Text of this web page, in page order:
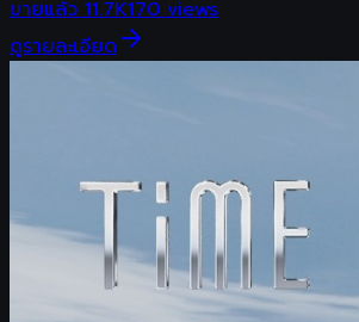
ขายแล้ว11.7K170views
ดูรายละเอียด